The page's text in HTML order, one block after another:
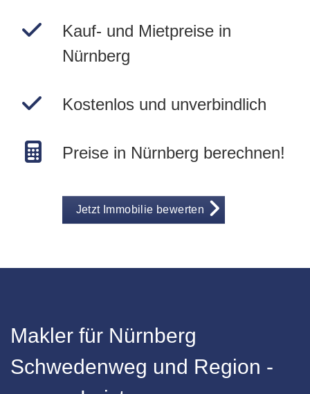
Kauf- und Mietpreise in
Nürnberg
Kostenlos und unverbindlich
Preise in Nürnberg berechnen!
Jetzt Immobilie bewerten
Makler für Nürnberg
Schwedenweg und Region -